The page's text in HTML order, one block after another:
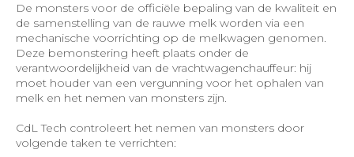
De monsters voor de officiële bepaling van de kwaliteit en
de samenstelling van de rauwe melk worden via een
mechanische voorrichting op de melkwagen genomen.
Deze bemonstering heeft plaats onder de
verantwoordelijkheid van de vrachtwagenchauffeur: hij
moet houder van een vergunning voor het ophalen van
melk en het nemen van monsters zijn.
CdL Tech controleert het nemen van monsters door
volgende taken te verrichten: